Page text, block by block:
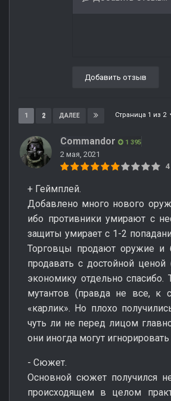
Добавить отзыв
1 2 ДАЛЕЕ Страница 1 из 2
Commandor 1 395
2 мая, 2021
+ Геймплей.
Добавлено много нового
ибо противники умирают с
защиты умирает с 1-2
Торговцы продают оружие
продавать с достойной
экономику отдельно
мутантов (правда не все, к
«карлик». Но плохо
чуть ли не перед лицом
они иногда могут игнорировать
- Сюжет.
Основной сюжет получился
происходящем в целом